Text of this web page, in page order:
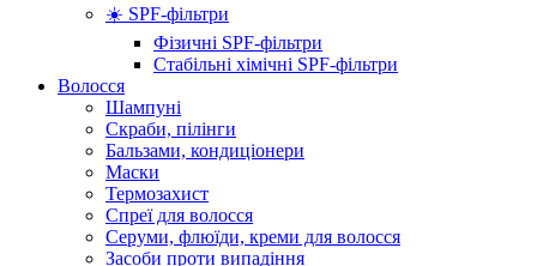
☀️ SPF-фільтри
Фізичні SPF-фільтри
Стабільні хімічні SPF-фільтри
Волосся
Шампуні
Скраби, пілінги
Бальзами, кондиціонери
Маски
Термозахист
Спреї для волосся
Серуми, флюїди, креми для волосся
Засоби проти випадіння